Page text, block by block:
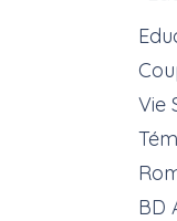
Vie
BD